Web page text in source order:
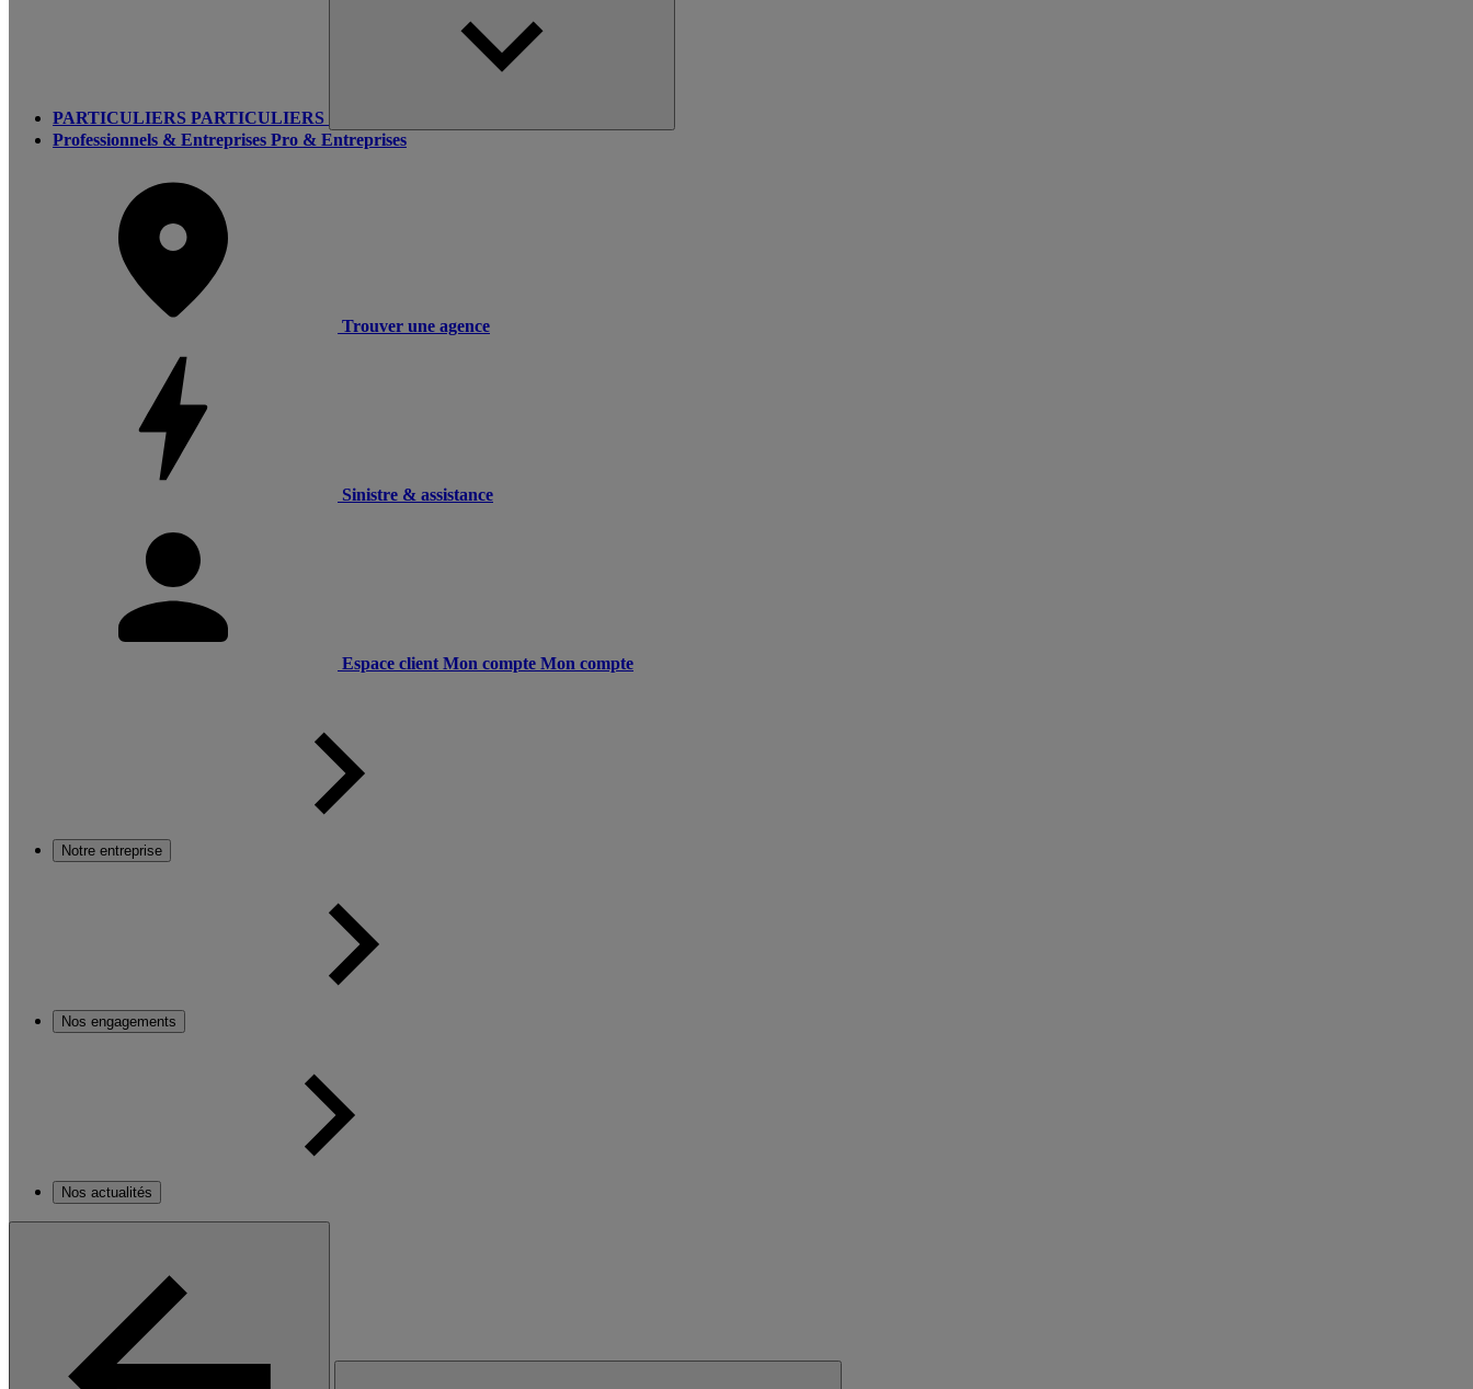
PARTICULIERS PARTICULIERS
Professionnels & Entreprises Pro & Entreprises
Trouver une agence
Sinistre & assistance
Espace client Mon compte Mon compte
Notre entreprise
Nos engagements
Nos actualités